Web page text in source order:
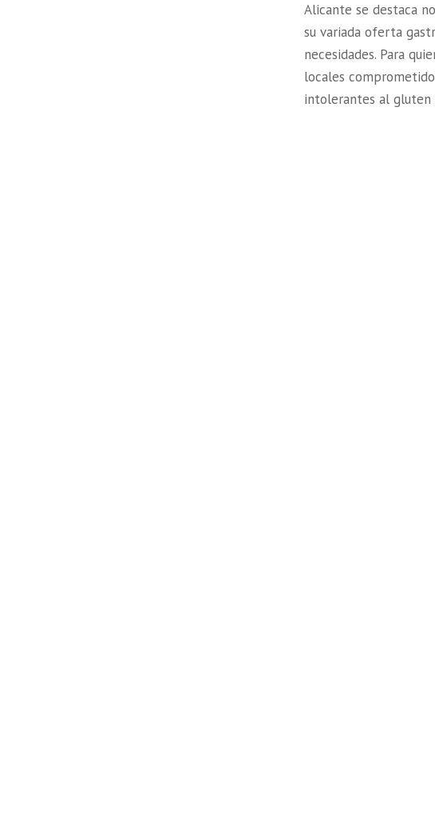
Alicante se destaca
su variada oferta
necesidades. Para
locales
intolerantes al gluten